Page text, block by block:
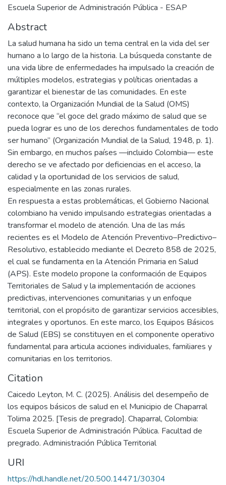
Escuela Superior de Administración Pública - ESAP
Abstract
La salud humana ha sido un tema central en la vida del ser
humano a lo largo de la historia. La búsqueda constante de
una vida libre de enfermedades ha impulsado la creación de
múltiples modelos, estrategias y políticas orientadas a
garantizar el bienestar de las comunidades. En este
contexto, la Organización Mundial de la Salud (OMS)
reconoce que “el goce del grado máximo de salud que se
pueda lograr es uno de los derechos fundamentales de todo
ser humano” (Organización Mundial de la Salud, 1948, p. 1).
Sin embargo, en muchos países —incluido Colombia— este
derecho se ve afectado por deficiencias en el acceso, la
calidad y la oportunidad de los servicios de salud,
especialmente en las zonas rurales.
En respuesta a estas problemáticas, el Gobierno Nacional
colombiano ha venido impulsando estrategias orientadas a
transformar el modelo de atención. Una de las más
recientes es el Modelo de Atención Preventivo–Predictivo–
Resolutivo, establecido mediante el Decreto 858 de 2025,
el cual se fundamenta en la Atención Primaria en Salud
(APS). Este modelo propone la conformación de Equipos
Territoriales de Salud y la implementación de acciones
predictivas, intervenciones comunitarias y un enfoque
territorial, con el propósito de garantizar servicios accesibles,
integrales y oportunos. En este marco, los Equipos Básicos
de Salud (EBS) se constituyen en el componente operativo
fundamental para articula acciones individuales, familiares y
comunitarias en los territorios.
Citation
Caicedo Leyton, M. C. (2025). Análisis del desempeño de
los equipos básicos de salud en el Municipio de Chaparral
Tolima 2025. [Tesis de pregrado]. Chaparral, Colombia:
Escuela Superior de Administración Pública. Facultad de
pregrado. Administración Pública Territorial
URI
https://hdl.handle.net/20.500.14471/30304